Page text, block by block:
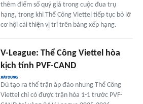
thêm điểm số quý giá trong cuộc đua trụ
hạng, trong khi Thể Công Viettel tiếp tục bỏ lỡ
cơ hội cải thiện vị trí trên bảng xếp hạng.
V-League: Thể Công Viettel hòa
kịch tính PVF-CAND
Dù tạo ra thế trận áp đảo nhưng Thể Công
Viettel chỉ có được trận hòa 1-1 trước PVF-